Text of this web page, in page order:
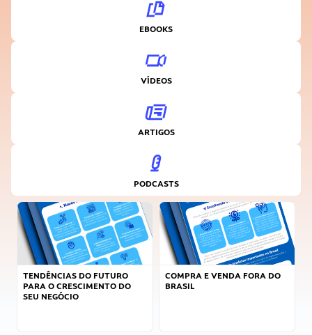
EBOOKS
VÍDEOS
ARTIGOS
PODCASTS
TENDÊNCIAS DO FUTURO
PARA O CRESCIMENTO DO
SEU NEGÓCIO
COMPRA E VENDA FORA DO
BRASIL